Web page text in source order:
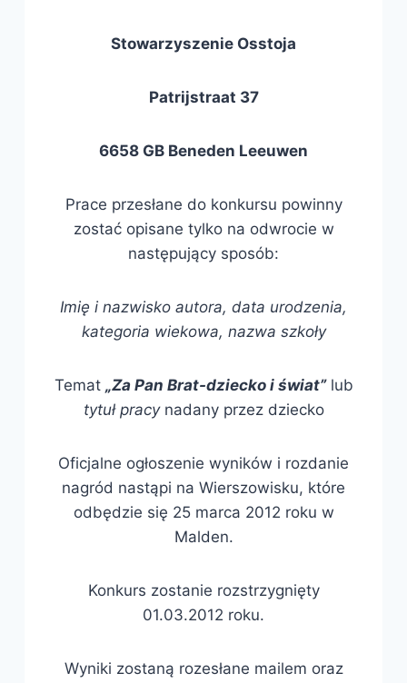
Stowarzyszenie Osstoja
Patrijstraat 37
6658 GB Beneden Leeuwen
Prace przesłane do konkursu powinny
zostać opisane tylko na odwrocie w
następujący sposób:
Imię i nazwisko autora, data urodzenia,
kategoria wiekowa, nazwa szkoły
Temat „Za Pan Brat-dziecko i świat”lub
tytuł pracy nadany przez dziecko
Oficjalne ogłoszenie wyników i rozdanie
nagród nastąpi na Wierszowisku, które
odbędzie się 25 marca 2012 roku w
Malden.
Konkurs zostanie rozstrzygnięty
01.03.2012 roku.
Wyniki zostaną rozesłane mailem oraz